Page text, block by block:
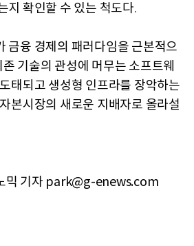
지 확인할 수 있는 척도다.
금융 경제의 패러다임을 근본적으
존 기술의 관성에 머무는 소프트웨
태되고 생성형 인프라를 장악하는
본시장의 새로운 지배자로 올라설
믹 기자 park@g-enews.com